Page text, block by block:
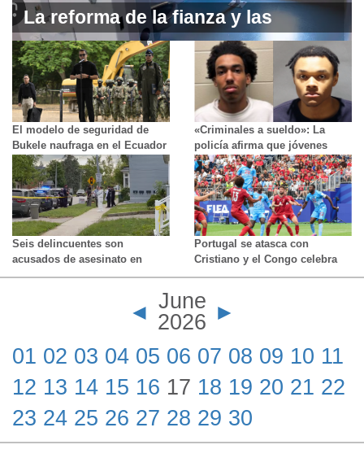
La reforma de la fianza y las
sentencias en Ottawa ya es ley
El modelo de seguridad de
Bukele naufraga en el Ecuador
de Noboa
«Criminales a sueldo»: La
policía afirma que jóvenes
fueron pagados para disparar
contra sinagogas y el
Consulado de EE. UU.
Seis delincuentes son
acusados de asesinato en
Aurora; conductor de un
Portugal se atasca con
Cristiano y el Congo celebra
su fiesta más grande
◄ June
2026 ►
01 02 03 04 05 06 07 08 09 10 11
12 13 14 15 16 17 18 19 20 21 22
23 24 25 26 27 28 29 30